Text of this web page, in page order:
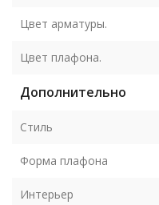
Цвет арматуры.
Цвет плафона.
Дополнительно
Стиль
Форма плафона
Интерьер